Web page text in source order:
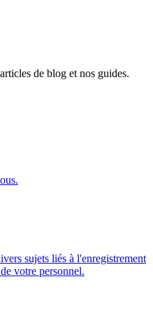
de blog et nos guides.
sujets liés à l'enregistrement
votre personnel.